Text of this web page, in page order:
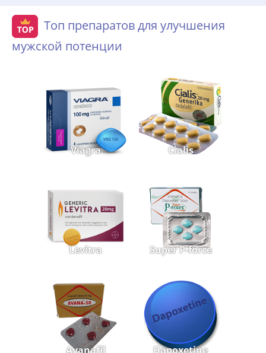
Топ препаратов для улучшения
мужской потенции
Viagra Cialis
Levitra Super P-force
Avanafil Dapoxetine